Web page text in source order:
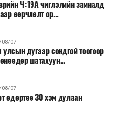
Ч:19А чиглэлийн замналд
өөрчлөлт ор...
08/07
дугаар сондгой тоогоор
шатахуун...
08/07
өдөртөө 30 хэм дулаан